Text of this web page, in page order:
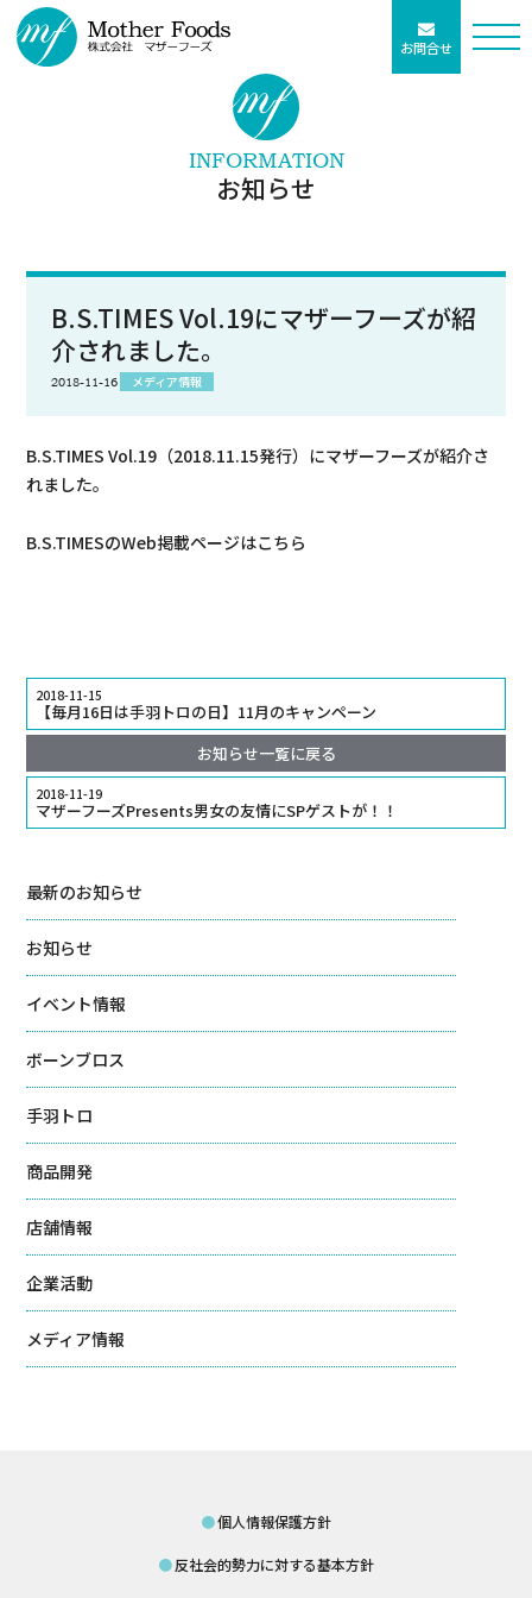
お問合せ
INFORMATION
お知らせ
最新のお知らせ
お知らせ
イベント情報
ボーンブロス
手羽トロ
商品開発
店舗情報
企業活動
メディア情報
B.S.TIMES Vol.19にマザーフーズが紹
介されました。
2018-11-16 メディア情報
B.S.TIMES Vol.19（2018.11.15発行）にマザーフーズが紹介さ
れました。
B.S.TIMESのWeb掲載ページはこちら
2018-11-15
【毎月16日は手羽トロの日】11月のキャンペーン
お知らせ一覧に戻る
2018-11-19
マザーフーズPresents男女の友情にSPゲストが！！
個人情報保護方針
反社会的勢力に対する基本方針